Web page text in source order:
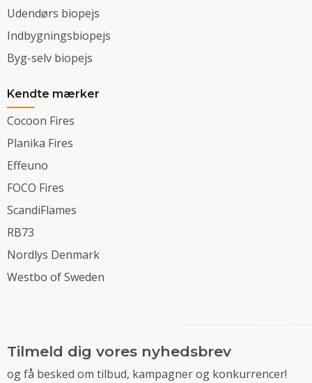
Udendørs biopejs
Indbygningsbiopejs
Byg-selv biopejs
Kendte mærker
Cocoon Fires
Planika Fires
Effeuno
FOCO Fires
ScandiFlames
RB73
Nordlys Denmark
Westbo of Sweden
Tilmeld dig vores nyhedsbrev
og få besked om tilbud, kampagner og konkurrencer!